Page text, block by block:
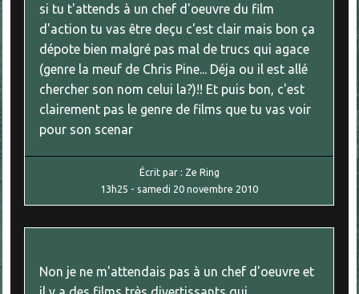
si tu t'attends à un chef d'oeuvre du film
d'action tu vas être deçu c'est clair mais bon ça
dépote bien malgré pas mal de trucs qui agace
(genre la meuf de Chris Pine... Déja ou il est allé
chercher son nom celui la?)!! Et puis bon, c'est
clairement pas le genre de films que tu vas voir
pour son scenar
Écrit par : Ze Ring
13h25 - samedi 20 novembre 2010
Non je ne m'attendais pas à un chef d'oeuvre et